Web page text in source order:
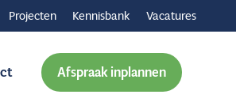
Projecten Kennisbank Vacatures
Afspraak inplannen